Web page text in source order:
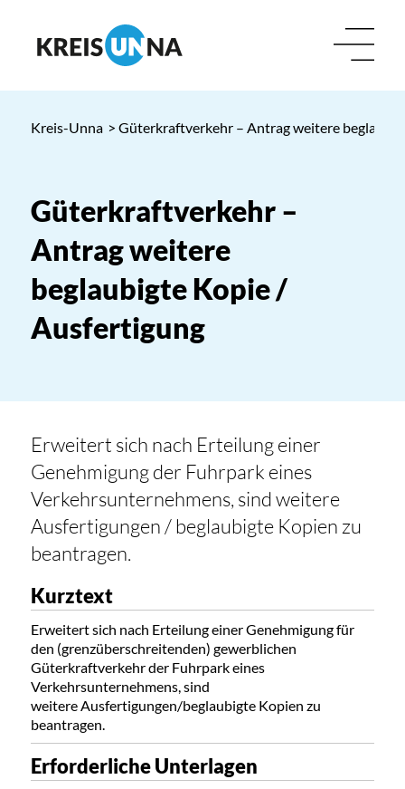
Kreis-Unna > Güterkraftverkehr – Antrag weitere
Güterkraftverkehr –
Antrag weitere
beglaubigte Kopie /
Ausfertigung
Erweitert sich nach Erteilung einer
Genehmigung der Fuhrpark eines
Verkehrsunternehmens, sind weitere
Ausfertigungen / beglaubigte Kopien zu
beantragen.
Kurztext
Erweitert sich nach Erteilung einer Genehmigung für
den (grenzüberschreitenden) gewerblichen
Güterkraftverkehr der Fuhrpark eines
Verkehrsunternehmens, sind
weitere Ausfertigungen/beglaubigte Kopien zu
beantragen.
Erforderliche Unterlagen